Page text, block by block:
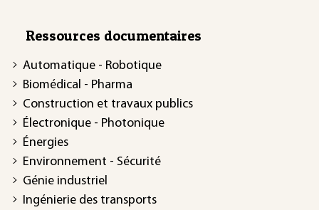
Ressources documentaires
Automatique - Robotique
Biomédical - Pharma
Construction et travaux publics
Électronique - Photonique
Énergies
Environnement - Sécurité
Génie industriel
Ingénierie des transports